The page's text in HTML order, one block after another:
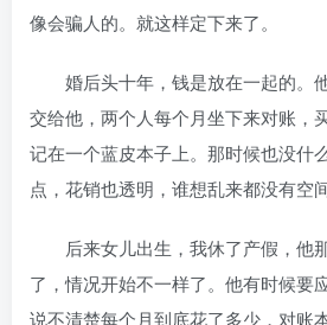
像会骗人的。就这样定下来了。
婚后头十年，钱是放在一起的。
交给他，两个人每个月坐下来对账，
记在一个蓝皮本子上。那时候也没什
点，花销也透明，谁想乱来都没有空间
后来女儿出生，我休了产假，他
了，情况开始不一样了。他有时候要
说不清楚每个月到底花了多少，对账